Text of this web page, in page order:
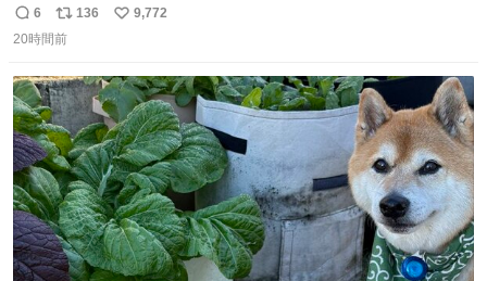
ないと荷物入らん。女のカバンってなんでこんなちっさい
の
返
信
6
リ
ポ
ト
数
136
い
数
9,772
20時間前